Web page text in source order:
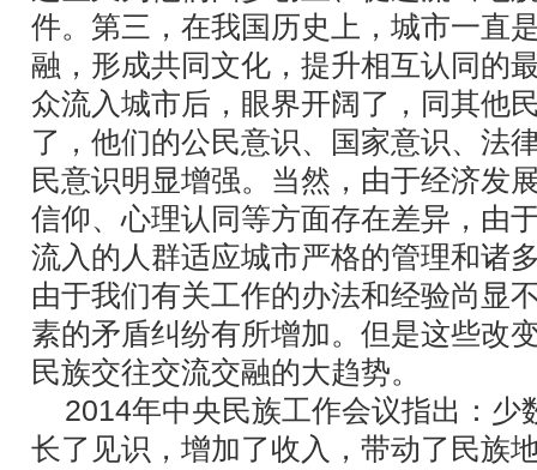
件。第三，在我国历史上，城市一直
融，形成共同文化，提升相互认同的
众流入城市后，眼界开阔了，同其他
了，他们的公民意识、国家意识、法
民意识明显增强。当然，由于经济发
信仰、心理认同等方面存在差异，由
流入的人群适应城市严格的管理和诸
由于我们有关工作的办法和经验尚显
素的矛盾纠纷有所增加。但是这些改
民族交往交流交融的大趋势。
2014年中央民族工作会议指出：少
长了见识，增加了收入，带动了民族